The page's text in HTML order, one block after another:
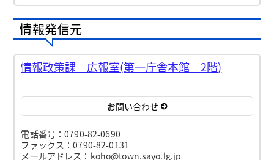
情報発信元
情報政策課 広報室(第一庁舎本館 2階)
お問い合わせ
電話番号：0790-82-0690
ファックス：0790-82-0131
メールアドレス：koho@town.sayo.lg.jp